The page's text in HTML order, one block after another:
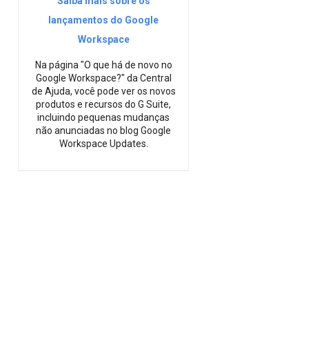
lançamentos do Google
Workspace
Na página "O que há de novo no
Google Workspace?" da Central
de Ajuda, você pode ver os novos
produtos e recursos do G Suite,
incluindo pequenas mudanças
não anunciadas no blog Google
Workspace Updates.